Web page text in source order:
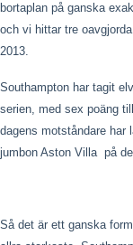
bortaplan på ganska
och vi hittar tre
2013.
Southampton har tagit
serien, med sex poäng
dagens motståndare har
jumbon Aston Villa  på
Så det är ett ganska